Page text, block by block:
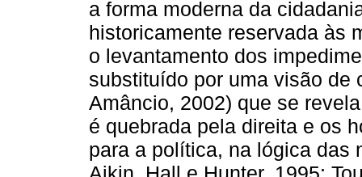
a forma moderna da
historicamente reservada às
o levantamento dos
substituído por uma visão de
Amâncio, 2002) que se
é quebrada pela direita e os
para a política, na lógica das